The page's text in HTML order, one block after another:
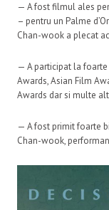
— A fost filmul ales
– pentru un Palme
Chan-wook a plecat
— A participat la
Awards, Asian Film
Awards dar si multe
— A fost primit foarte
Chan-wook,